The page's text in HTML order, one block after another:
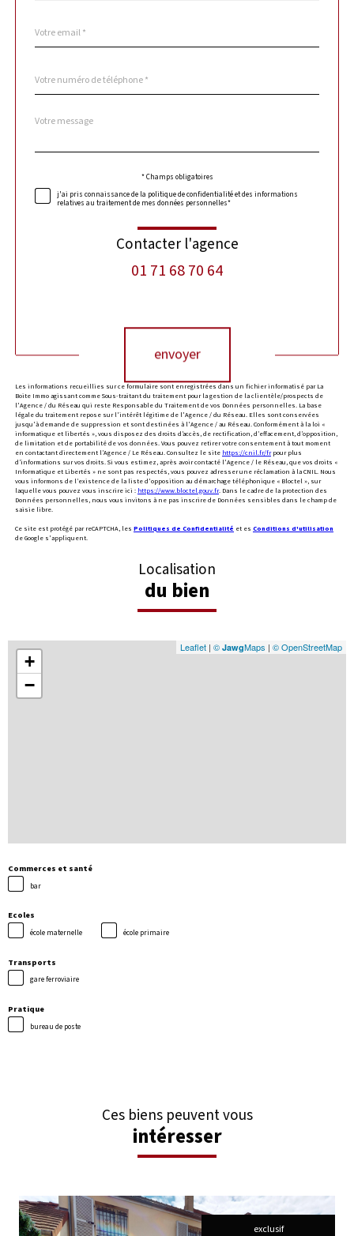
*
*
Fieldset
défaut
Message
*
* Champs obligatoires
j'ai pris connaissance de la politique de confidentialité et des informations
relatives au traitement de mes données personnelles*
Contacter l'agence
01 71 68 70 64
envoyer
Les informations recueillies sur ce formulaire sont enregistrées dans un fichier informatisé par La
Boite Immo agissant comme Sous-traitant du traitement pour la gestion de la clientèle/prospects de
l'Agence / du Réseau qui reste Responsable du Traitement de vos Données personnelles. La base
légale du traitement repose sur l'intérêt légitime de l'Agence / du Réseau. Elles sont conservées
jusqu'à demande de suppression et sont destinées à l'Agence / au Réseau. Conformément à la loi «
informatique et libertés », vous disposez des droits d’accès, de rectification, d’effacement, d’opposition,
de limitation et de portabilité de vos données. Vous pouvez retirer votre consentement à tout moment
en contactant directement l’Agence / Le Réseau. Consultez le site https://cnil.fr/frpour plus
d’informations sur vos droits. Si vous estimez, après avoir contacté l'Agence / le Réseau, que vos droits «
Informatique et Libertés » ne sont pas respectés, vous pouvez adresser une réclamation à la CNIL. Nous
vous informons de l’existence de la liste d'opposition au démarchage téléphonique « Bloctel », sur
laquelle vous pouvez vous inscrire ici : https://www.bloctel.gouv.fr. Dans le cadre de la protection des
Données personnelles, nous vous invitons à ne pas inscrire de Données sensibles dans le champ de
saisie libre.
Ce site est protégé par reCAPTCHA, les Politiques de Confidentialité et es Conditions d'utilisation
de Google s'appliquent.
Localisation
du bien
+
−
Leaflet | © JawgMaps | © OpenStreetMap
Commerces et santé
bar
Ecoles
école maternelle école primaire
Transports
gare ferroviaire
Pratique
bureau de poste
Ces biens peuvent vous
intéresser
exclusif